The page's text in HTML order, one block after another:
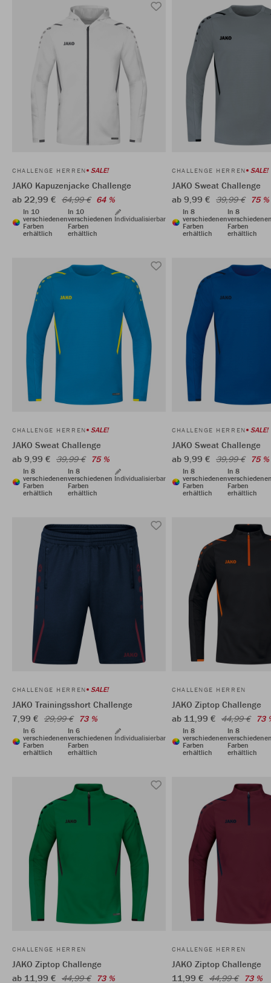
CHALLENGE HERREN SALE!
JAKO Kapuzenjacke Challenge
ab 22,99 € 64,99 € 64 %
In 10
verschiedenen
Farben
erhältlich
In 10
verschiedenen
Farben
erhältlich
Individualisierbar
CHALLENGE HERREN SALE!
JAKO Sweat Challenge
ab 9,99 € 39,99 € 75 %
In 8
verschiedenen
Farben
erhältlich
In 8
Farben
erhältlich
CHALLENGE HERREN SALE!
JAKO Sweat Challenge
ab 9,99 € 39,99 € 75 %
In 8
verschiedenen
Farben
erhältlich
In 8
verschiedenen
Farben
erhältlich
Individualisierbar
CHALLENGE HERREN SALE!
JAKO Sweat Challenge
ab 9,99 € 39,99 € 75 %
In 8
verschiedenen
Farben
erhältlich
In 8
Farben
erhältlich
CHALLENGE HERREN SALE!
JAKO Trainingsshort Challenge
7,99 € 29,99 € 73 %
In 6
verschiedenen
Farben
erhältlich
In 6
verschiedenen
Farben
erhältlich
Individualisierbar
CHALLENGE HERREN
JAKO Ziptop Challenge
ab 11,99 € 44,99 € 73
In 8
verschiedenen
Farben
erhältlich
In 8
Farben
erhältlich
CHALLENGE HERREN
JAKO Ziptop Challenge
ab 11,99 € 44,99 € 73 %
CHALLENGE HERREN
JAKO Ziptop Challenge
11,99 € 44,99 € 73 %